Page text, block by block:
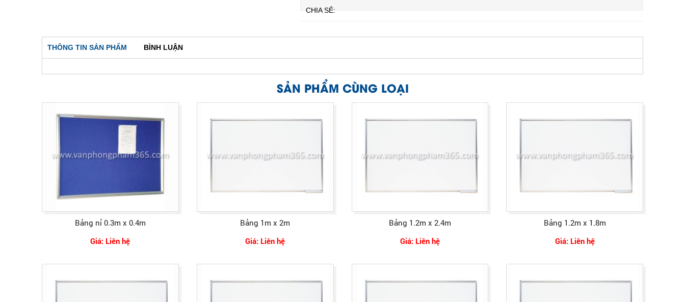
CHIA SẺ:
THÔNG TIN SẢN PHẨM BÌNH LUẬN
SẢN PHẨM CÙNG LOẠI
Bảng nỉ 0.3m x 0.4m
Giá: Liên hệ
Bảng 1m x 2m
Giá: Liên hệ
Bảng 1.2m x 2.4m
Giá: Liên hệ
Bảng 1.2m x 1.8m
Giá: Liên hệ